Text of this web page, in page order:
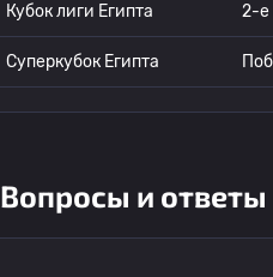
Кубок лиги Египта 2-е
Суперкубок Египта
Вопросы и ответы